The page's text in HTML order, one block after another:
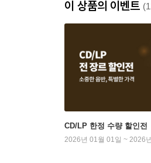
이 상품의 이벤트
CD/LP 한정 수량 할인전
2026년 01월 01일 ~ 2026